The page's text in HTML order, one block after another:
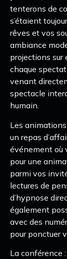
tenterons de
s’étaient
rêves et vos
ambiance
projections sur
chaque
venant
spectacle
humain.
Les
un repas
événement où
pour une
parmi vos
lectures de
d’hypnose
également
avec des
pour ponctuer
La conférence